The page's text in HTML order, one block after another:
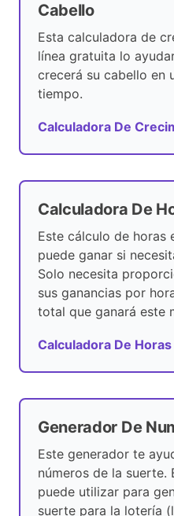
Cabello
Esta calculadora de
línea gratuita lo
crecerá su cabello en
tiempo.
Calculadora De
Calculadora De
Este cálculo de horas
puede ganar si
Solo necesita
sus ganancias por
total que ganará este
Calculadora De
Generador De
Este generador te
números de la suerte.
puede utilizar para
suerte para la lotería